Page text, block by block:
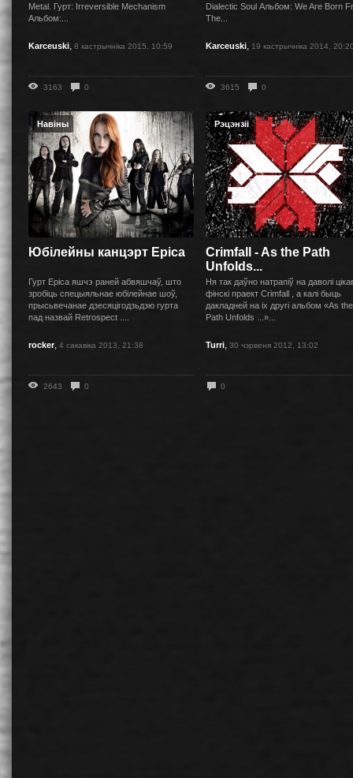
Metal. Гурт: Irreversible Mechanism
Альбом:...
Karceuski, 8 кастрычніка 2015, 10:59
3163 0
Dialectic Soul Альбом: We Are Born
The...
Karceuski, 19 кастрычніка 2014,
3615 0
Навіны
Юбілейны канцэрт Epica
Гурт Epica яшчэ раней абвяшчаў, што
зробіць спецыяльнае юбілейнае шоў,
прысьвечанае дзесяцігодзьдзю гурта
пад назвай Retrospect ....
rocker, 4 сакавіка 2013, 21:38
2643 0
Рэцэнзіі
Crimfall - As the Path
Unfolds...
Ня так даўно натрапіў на даволі
фінскі праект Crimfall , а калі быць
дакладней на іх другі альбом «As the
Path Unfolds ...»...
Turri, 30 чэрвеня 2012, 13:02
0